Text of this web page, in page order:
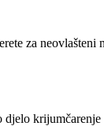
za neovlašteni
krijumčarenje